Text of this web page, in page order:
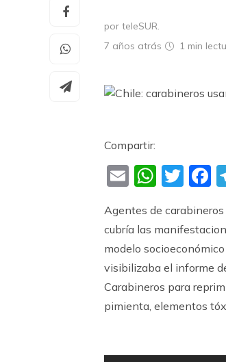
por teleSUR.
7 años atrás
1 min
Compartir:
Email
Agentes de
cubría las
modelo
visibilizaba el informe
Carabineros para
pimienta, elementos